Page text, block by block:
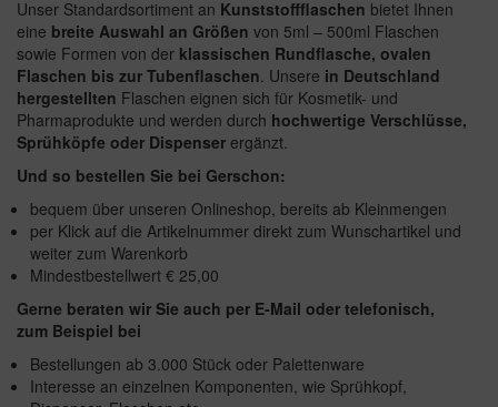
Unser Standardsortiment an Kunststoffflaschen bietet Ihnen
eine breite Auswahl an Größen von 5ml – 500ml Flaschen
sowie Formen von der klassischen Rundflasche, ovalen
Flaschen bis zur Tubenflaschen . Unsere in Deutschland
hergestellten Flaschen eignen sich für Kosmetik- und
Pharmaprodukte und werden durch hochwertige Verschlüsse,
Sprühköpfe oder Dispenser ergänzt.
Und so bestellen Sie bei Gerschon:
bequem über unseren Onlineshop, bereits ab Kleinmengen
per Klick auf die Artikelnummer direkt zum Wunschartikel und
weiter zum Warenkorb
Mindestbestellwert € 25,00
Gerne beraten wir Sie auch per E-Mail oder telefonisch,
zum Beispiel bei
Bestellungen ab 3.000 Stück oder Palettenware
Interesse an einzelnen Komponenten, wie Sprühkopf,